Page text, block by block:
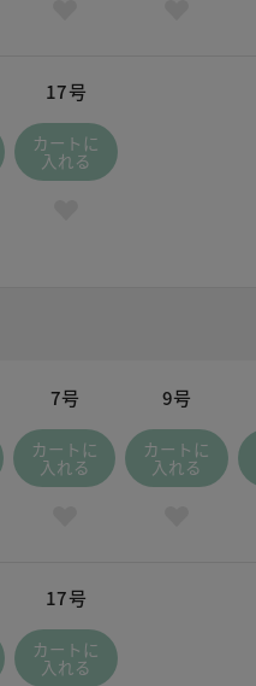
17号
カートに
入れる
7号
カートに
入れる
9号
カートに
入れる
17号
カートに
入れる